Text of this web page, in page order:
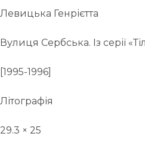
Левицька Генрієтта
Вулиця Сербська. Із серії
[1995-1996]
Літографія
29.3 × 25